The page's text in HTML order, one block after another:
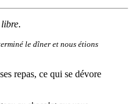
libre.
le dîner et nous étions
repas, ce qui se dévore